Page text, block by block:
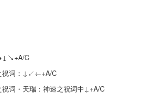
C
词：↓↙←+A/C
词・天瑞：神速之祝词中↓+A/C